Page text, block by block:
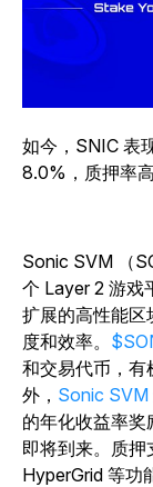
如今，SNIC 表
8.0%，质押率
Sonic SVM （
个 Layer 2 游戏
扩展的高性能区
度和效率。
和交易代币，
外， Sonic SVM
的年化收益率
即将到来。质
HyperGrid 等功